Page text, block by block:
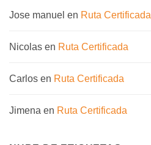
Jose manuel en Ruta Certificada
Nicolas en Ruta Certificada
Carlos en Ruta Certificada
Jimena en Ruta Certificada